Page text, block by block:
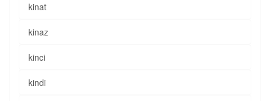
kinat
kinaz
kinci
kindi